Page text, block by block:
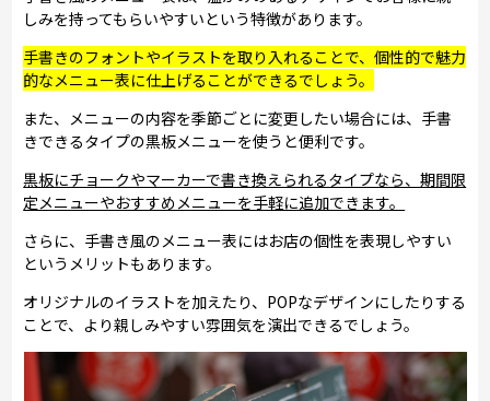
しみを持ってもらいやすいという特徴があります。
手書きのフォントやイラストを取り入れることで、個性的で魅力
的なメニュー表に仕上げることができるでしょう。
また、メニューの内容を季節ごとに変更したい場合には、手書
きできるタイプの黒板メニューを使うと便利です。
黒板にチョークやマーカーで書き換えられるタイプなら、期間限
定メニューやおすすめメニューを手軽に追加できます。
さらに、手書き風のメニュー表にはお店の個性を表現しやすい
というメリットもあります。
オリジナルのイラストを加えたり、POPなデザインにしたりする
ことで、より親しみやすい雰囲気を演出できるでしょう。